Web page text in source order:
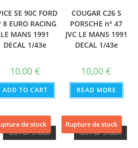
SE 90C FORD
8 EURO RACING
LE MANS 1991
DECAL 1/43e
10,00 €
ADD TO CART
COUGAR C26 S
PORSCHE n° 47
JVC LE MANS 1991
DECAL 1/43e
10,00€
READ MORE
de stock
OUT OF STOCK
Rupture de stock
OUT OF STOCK